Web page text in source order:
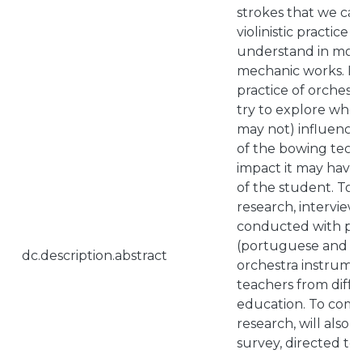
dc.description.abstract
strokes that we
violinistic practice
understand in
mechanic works.
practice of
try to explore
may not)
of the bowing
impact it may
of the student. To
research,
conducted with
(portuguese and
orchestra
teachers from
education. To
research, will also
survey, directed to